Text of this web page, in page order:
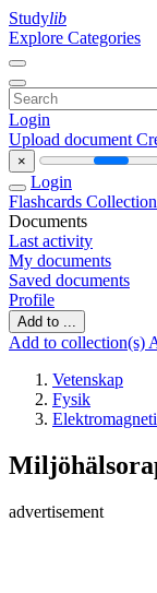
Studylib
Explore Categories
Login
Upload document
×
Login
Flashcards
Documents
Last activity
My documents
Saved documents
Profile
Add to ...
Add to collection(s)
Vetenskap
Fysik
advertisement